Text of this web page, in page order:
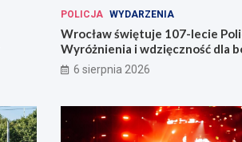
POLICJA WYDARZENIA
Wrocław świętuje 107-lecie
Wyróżnienia i wdzięczność dla
codzienności
6 sierpnia 2026